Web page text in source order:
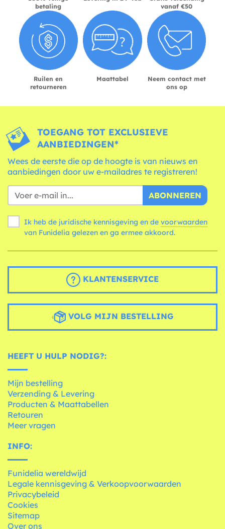
betaling
vanaf €50
Ruilen en
retourneren
Maattabel
Neem contact met
ons op
TOEGANG TOT EXCLUSIEVE
AANBIEDINGEN*
Wees de eerste die op de hoogte is van nieuws en
aanbiedingen door uw e-mailadres te registreren!
ABONNEREN
Ik heb de juridische kennisgeving en de voorwaarden
van Funidelia gelezen en ga ermee akkoord.
KLANTENSERVICE
VOLG MIJN BESTELLING
HEEFT U HULP NODIG?:
Mijn bestelling
Verzending & Levering
Producten & Maattabellen
Retouren
Meer vragen
INFO:
Funidelia wereldwijd
Legale kennisgeving & Verkoopvoorwaarden
Privacybeleid
Cookies
Sitemap
Over ons